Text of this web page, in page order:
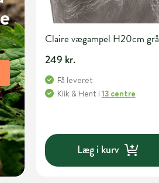
Claire vægampel H20cm grå
249 kr.
Få leveret
Klik & Hent i 13 centre
Læg i kurv